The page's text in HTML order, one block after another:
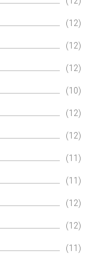
(12)
(12)
(12)
(10)
(12)
(12)
(11)
(11)
(12)
(12)
(11)